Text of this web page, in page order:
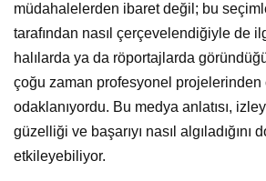
müdahalelerden ibaret değil; bu
tarafından nasıl çerçevelendiğiyle de
halılarda ya da röportajlarda
çoğu zaman profesyonel projelerinden
odaklanıyordu. Bu medya anlatısı,
güzelliği ve başarıyı nasıl algıladığını
etkileyebiliyor.